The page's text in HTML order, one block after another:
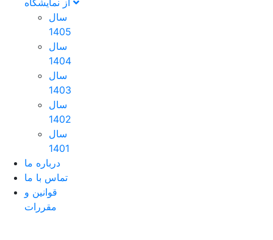
سال
1405
سال
1404
سال
1403
سال
1402
سال
1401
درباره ما
تماس با ما
قوانین و
مقررات